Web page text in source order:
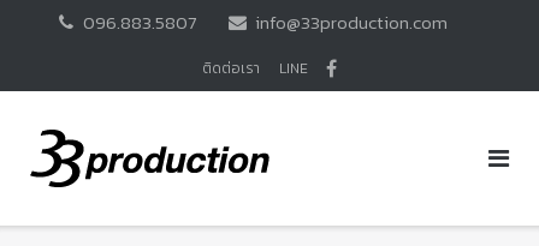
096.883.5807 info@33production.com
ติดต่อเรา LINE